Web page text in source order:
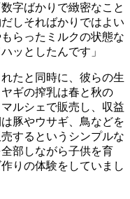
字ばかりで緻密なこと
しそればかりではよい
らったミルクの状態な
ッとしたんです」
たと同時に、彼らの生
ギの搾乳は春と秋の
ルシェで販売し、収益
豚やウサギ、鳥などを
するというシンプルな
部しながら子供を育
りの体験をしていまし